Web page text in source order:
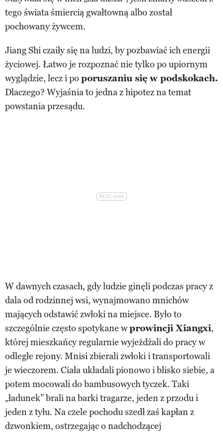
tego świata śmiercią gwałtowną albo został
pochowany żywcem.
Jiang Shi czaiły się na ludzi, by pozbawiać ich energii
życiowej. Łatwo je rozpoznać nie tylko po upiornym
wyglądzie, lecz i po poruszaniu się w podskokach.
Dlaczego? Wyjaśnia to jedna z hipotez na temat
powstania przesądu.
W dawnych czasach, gdy ludzie ginęli podczas pracy z
dala od rodzinnej wsi, wynajmowano mnichów
mających odstawić zwłoki na miejsce. Było to
szczególnie często spotykane wprowincji Xiangxi,
której mieszkańcy regularnie wyjeżdżali do pracy w
odległe rejony. Mnisi zbierali zwłoki i transportowali
je wieczorem. Ciała układali pionowo i blisko siebie, a
potem mocowali do bambusowych tyczek. Taki
„ładunek” brali na barki tragarze, jeden z przodu i
jeden z tyłu. Na czele pochodu szedł zaś kapłan z
dzwonkiem, ostrzegając o nadchodzącej